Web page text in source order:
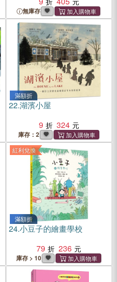
無庫存
滿額折
22.湖濱小屋
9
324
庫存：2
紅利兌換
滿額折
24.小豆子的繪畫學校
79
236
庫存 > 10